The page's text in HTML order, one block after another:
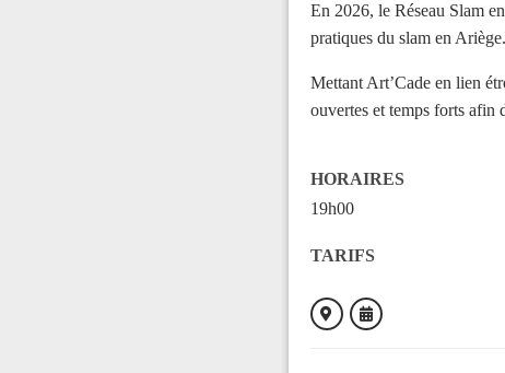
En 2026, le Réseau Slam
pratiques du slam en Ariège.
Mettant Art’Cade en lien
ouvertes et temps forts afin
HORAIRES
19h00
TARIFS